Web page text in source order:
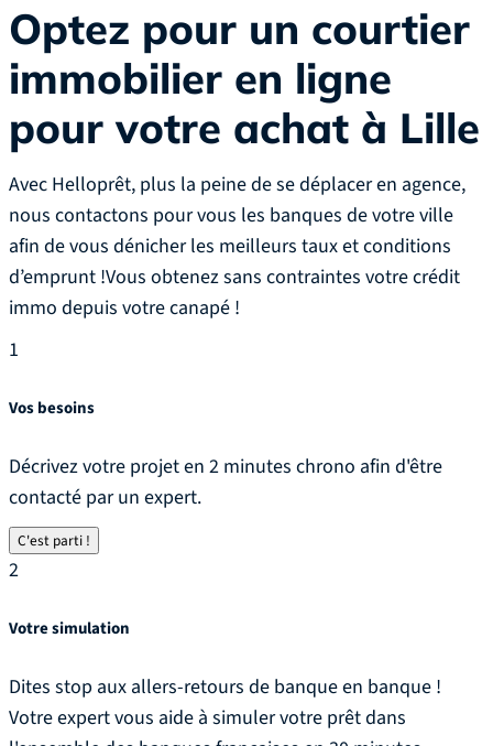
Optez pour un courtier
immobilier en ligne
pour votre achat à Lille
Avec Helloprêt, plus la peine de se déplacer en agence,
nous contactons pour vous les banques de votre ville
afin de vous dénicher les meilleurs taux et conditions
d’emprunt !Vous obtenez sans contraintes votre crédit
immo depuis votre canapé !
1
Vos besoins
Décrivez votre projet en 2 minutes chrono afin d'être
contacté par un expert.
C'est parti !
2
Votre simulation
Dites stop aux allers-retours de banque en banque !
Votre expert vous aide à simuler votre prêt dans